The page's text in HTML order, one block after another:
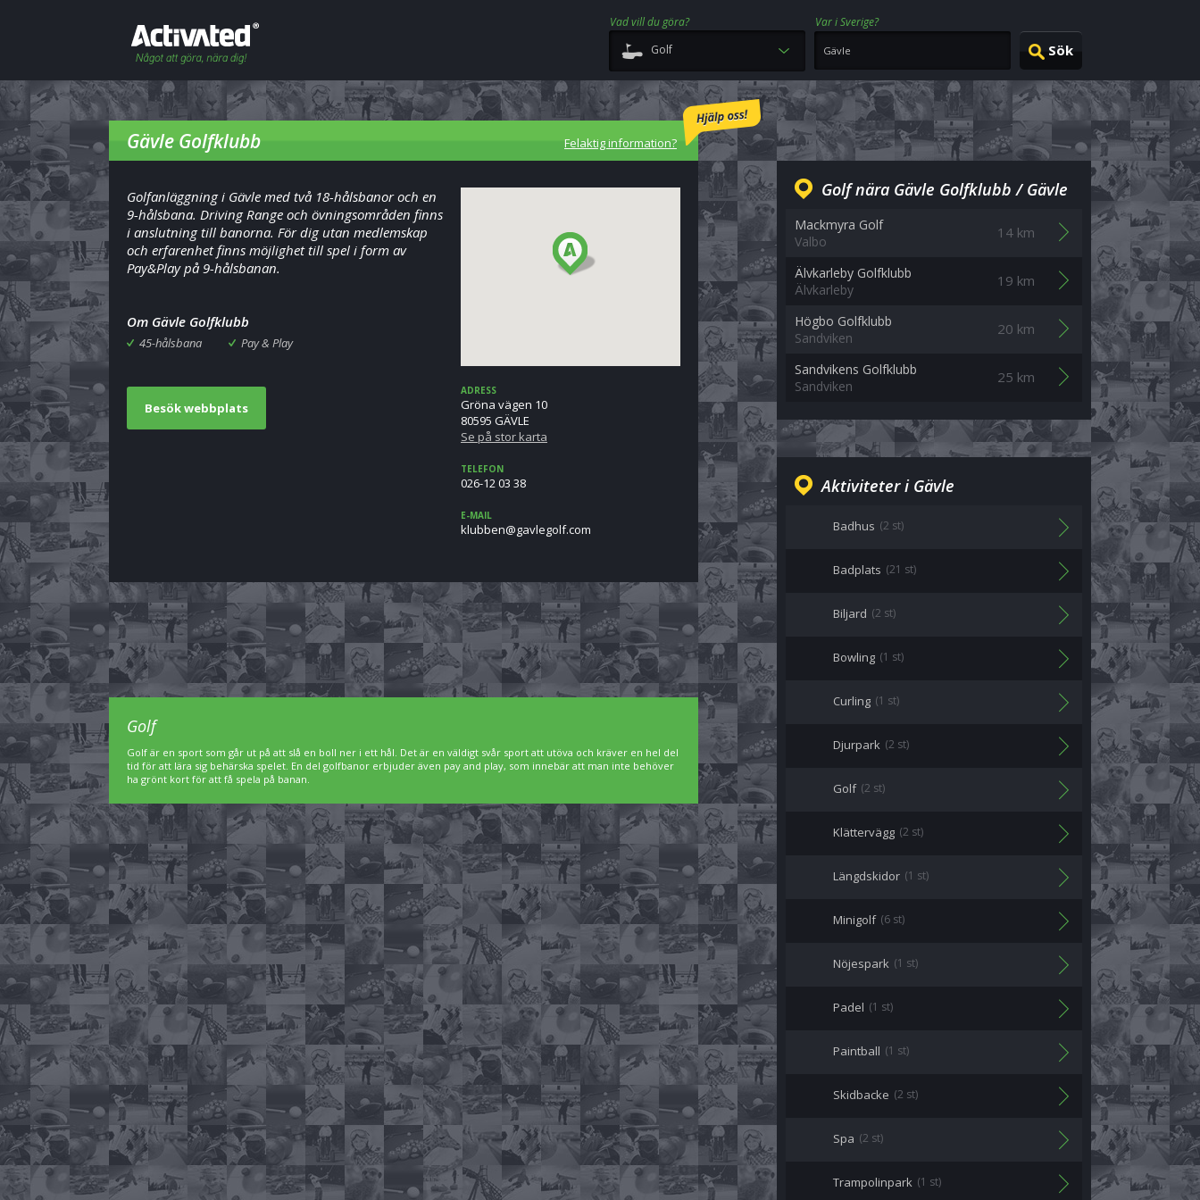
Vad vill du göra?
Var i Sverige?
Golf
Gävle Golfklubb Felaktig information?
Golfanläggning i Gävle med två 18-hålsbanor och en
9-hålsbana. Driving Range och övningsområden finns
i anslutning till banorna. För dig utan medlemskap
och erfarenhet finns möjlighet till spel i form av
Pay&Play på 9-hålsbanan.
Om Gävle Golfklubb
45-hålsbana Pay & Play
Besök webbplats
ADRESS
Gröna vägen 10
80595 GÄVLE
Se på stor karta
TELEFON
026-12 03 38
E-MAIL
moc.flogelvag@nebbulk
Golf nära Gävle Golfklubb / Gävle
Mackmyra Golf
Valbo
14 km
Älvkarleby Golfklubb
Älvkarleby
19 km
Högbo Golfklubb
Sandviken
20 km
Sandvikens Golfklubb
Sandviken
25 km
Aktiviteter i Gävle
Badhus (2 st)
Badplats (21 st)
Biljard (2 st)
Bowling (1 st)
Curling (1 st)
Djurpark (2 st)
Golf (2 st)
Klättervägg (2 st)
Längdskidor (1 st)
Minigolf (6 st)
Nöjespark (1 st)
Padel (1 st)
Paintball (1 st)
Skidbacke (2 st)
Spa (2 st)
Trampolinpark (1 st)
Golf
Golf är en sport som går ut på att slå en boll ner i ett hål. Det är en väldigt svår sport att utöva och kräver en hel del
tid för att lära sig behärska spelet. En del golfbanor erbjuder även pay and play, som innebär att man inte behöver
ha grönt kort för att få spela på banan.